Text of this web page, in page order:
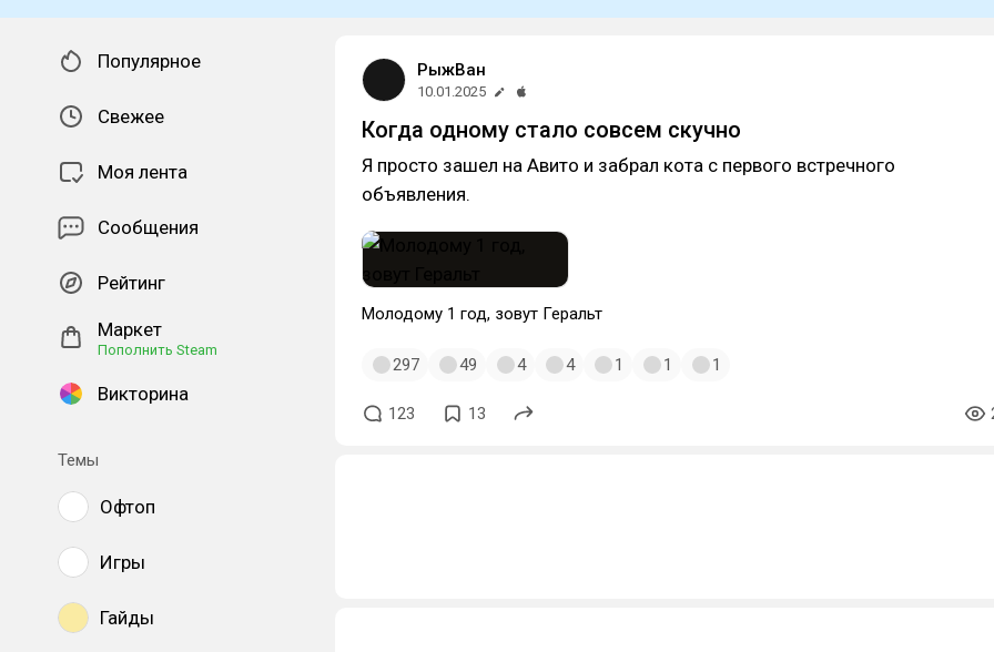
Популярное
Свежее
Моя лента
Сообщения
Рейтинг
Маркет
Пополнить Steam
Викторина
Темы
Офтоп
Игры
Гайды
РыжВан
10.01.2025
Когда одному стало совсем скучно
Я просто зашел на Авито и забрал кота с первого встречного
объявления.
Молодому 1 год, зовут Геральт
297 49 4 4 1 1 1
123 13